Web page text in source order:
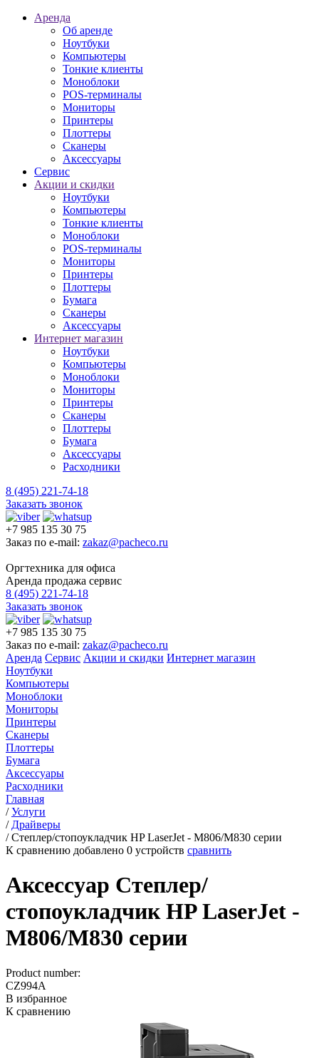
Аренда
Об аренде
Ноутбуки
Компьютеры
Тонкие клиенты
Моноблоки
POS-терминалы
Мониторы
Принтеры
Плоттеры
Сканеры
Аксессуары
Сервис
Акции и скидки
Ноутбуки
Компьютеры
Тонкие клиенты
Моноблоки
POS-терминалы
Мониторы
Принтеры
Плоттеры
Бумага
Сканеры
Аксессуары
Интернет магазин
Ноутбуки
Компьютеры
Моноблоки
Мониторы
Принтеры
Сканеры
Плоттеры
Бумага
Аксессуары
Расходники
8 (495) 221-74-18
Заказать звонок
+7 985 135 30 75
Заказ по e-mail: zakaz@pacheco.ru
Оргтехника для офиса
Аренда продажа сервис
8 (495) 221-74-18
Заказать звонок
+7 985 135 30 75
Заказ по e-mail: zakaz@pacheco.ru
Аренда Сервис Акции и скидки Интернет магазин
Ноутбуки
Компьютеры
Моноблоки
Мониторы
Принтеры
Сканеры
Плоттеры
Бумага
Аксессуары
Расходники
Главная
/Услуги
/ Драйверы
/Степлер/стопоукладчик HP LaserJet - M806/M830 серии
К сравнению добавлено 0 устройств сравнить
Аксессуар Степлер/
стопоукладчик HP LaserJet -
M806/M830 серии
Product number:
CZ994A
В избранное
К сравнению